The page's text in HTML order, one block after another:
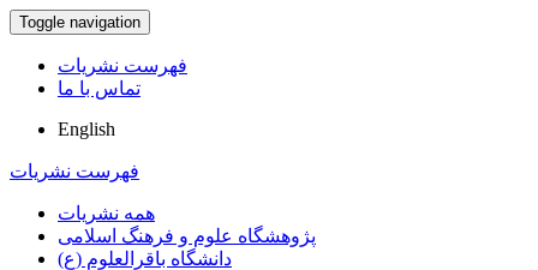
Toggle navigation
فهرست نشریات
تماس با ما
English
فهرست نشریات
همه نشریات
پژوهشگاه علوم و فرهنگ اسلامی
دانشگاه باقرالعلوم (ع)